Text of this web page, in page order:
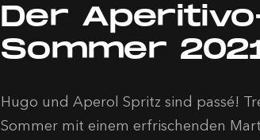
Der
Sommer
Hugo und Aperol Spritz sind passé!
Sommer mit einem erfrischenden